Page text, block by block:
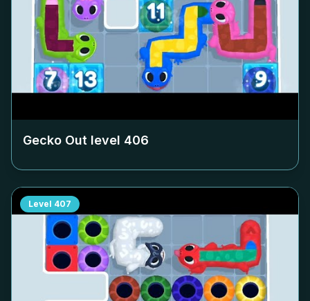
Gecko Out level 406
Level 407